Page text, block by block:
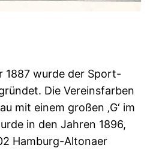
1887 wurde der Sport-
Die Vereinsfarben
mit einem großen ‚G‘ im
in den Jahren 1896,
Hamburg-Altonaer